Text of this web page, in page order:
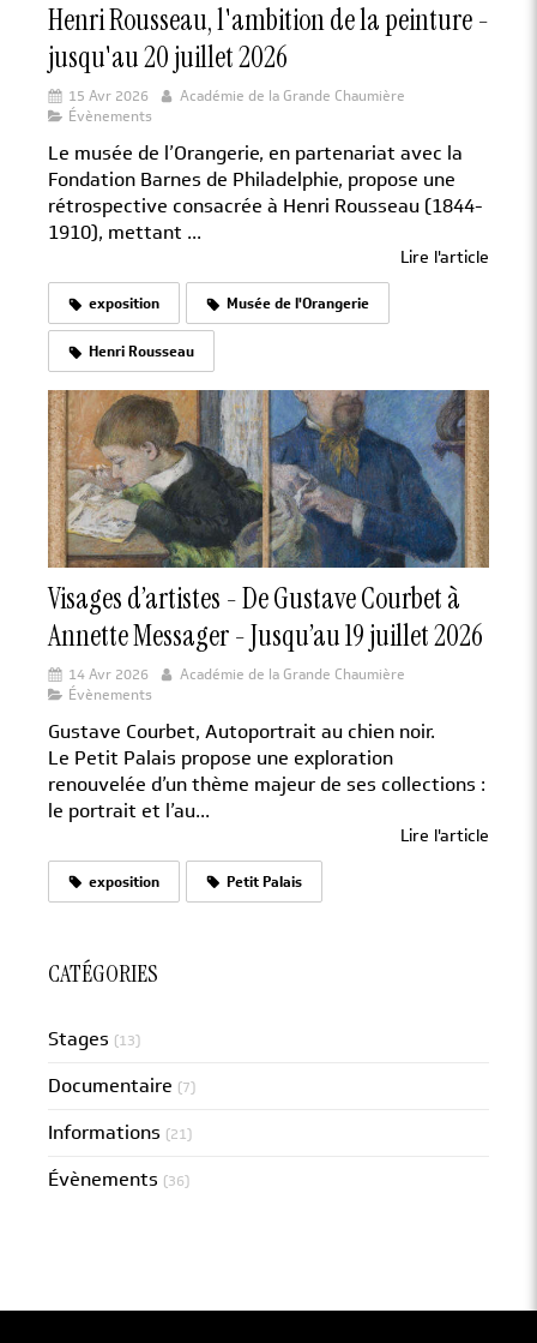
Henri Rousseau, l'ambition de la peinture -
jusqu'au 20 juillet 2026
15 Avr 2026
Académie de la Grande Chaumière
Évènements
Le musée de l’Orangerie, en partenariat avec la
Fondation Barnes de Philadelphie, propose une
rétrospective consacrée à Henri Rousseau (1844-
1910), mettant ...
Lire l'article
exposition Musée de l'Orangerie
Henri Rousseau
Visages d’artistes - De Gustave Courbet à
Annette Messager - Jusqu’au 19 juillet 2026
14 Avr 2026
Académie de la Grande Chaumière
Évènements
Gustave Courbet, Autoportrait au chien noir.
Le Petit Palais propose une exploration
renouvelée d’un thème majeur de ses collections :
le portrait et l’au...
Lire l'article
exposition Petit Palais
CATÉGORIES
Stages (13)
Documentaire (7)
Informations (21)
Évènements (36)